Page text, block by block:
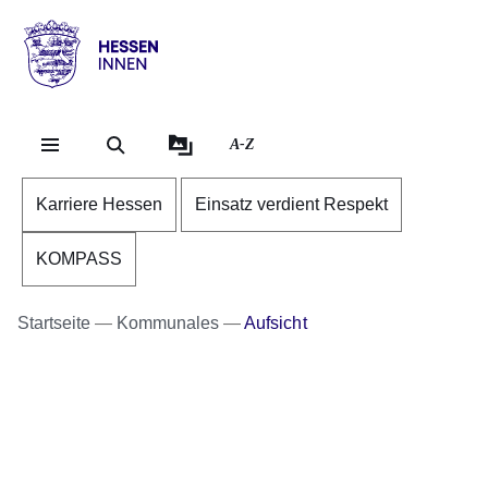
Hessen
Innen
A-Z
Karriere Hessen Einsatz verdient Respekt
KOMPASS
Startseite Kommunales Aufsicht